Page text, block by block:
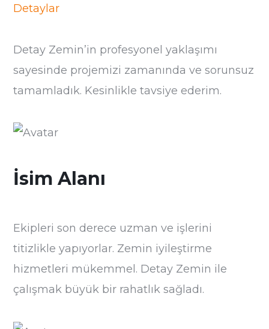
Detaylar
Detay Zemin’in profesyonel yaklaşımı
sayesinde projemizi zamanında ve sorunsuz
tamamladık. Kesinlikle tavsiye ederim.
İsim Alanı
Ekipleri son derece uzman ve işlerini
titizlikle yapıyorlar. Zemin iyileştirme
hizmetleri mükemmel. Detay Zemin ile
çalışmak büyük bir rahatlık sağladı.